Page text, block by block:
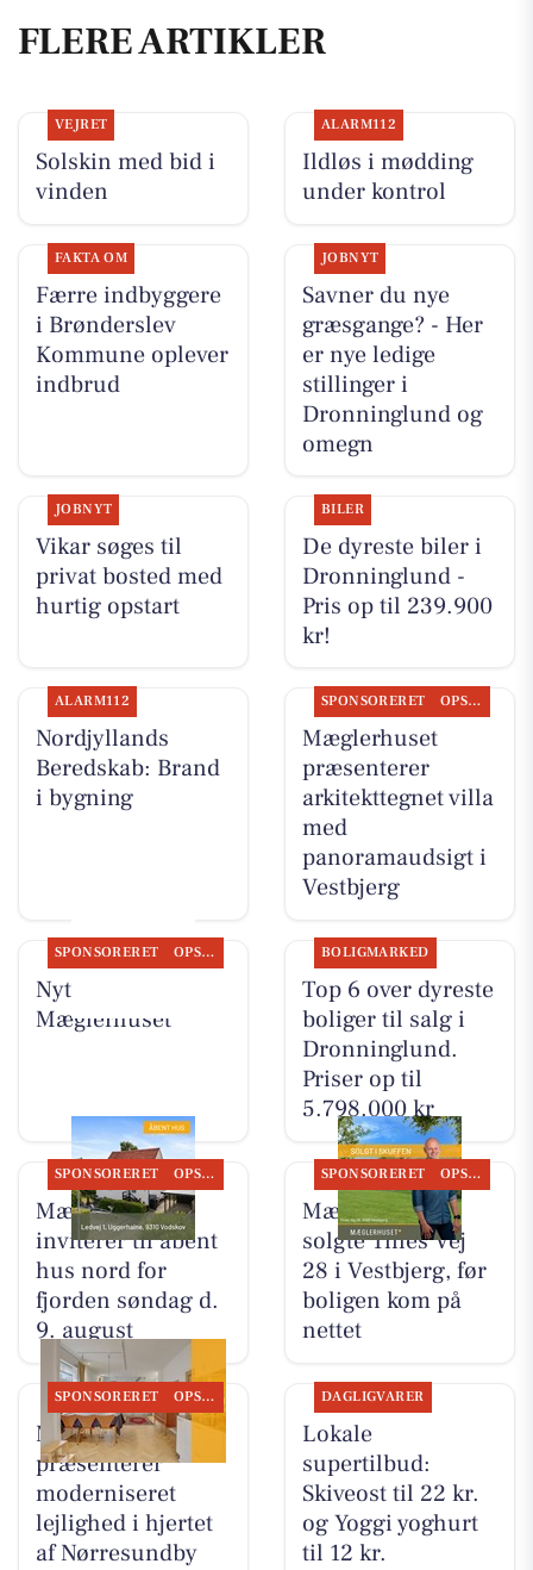
FLERE ARTIKLER
VEJRET
Solskin med bid i
vinden
ALARM112
Ildløs i mødding
under kontrol
FAKTA OM
Færre indbyggere
i Brønderslev
Kommune oplever
indbrud
JOBNYT
Savner du nye
græsgange? - Her
er nye ledige
stillinger i
Dronninglund og
omegn
JOBNYT
Vikar søges til
privat bosted med
hurtig opstart
BILER
De dyreste biler i
Dronninglund -
Pris op til 239.900
kr!
ALARM112
Nordjyllands
Beredskab: Brand
i bygning
SPONSORERET OPSLAGSTAVLEN
Mæglerhuset
præsenterer
arkitekttegnet villa
med
panoramaudsigt i
Vestbjerg
SPONSORERET OPSLAGSTAVLEN
Nyt fra
Mæglerhuset
BOLIGMARKED
Top 6 over dyreste
boliger til salg i
Dronninglund.
Priser op til
5.798.000 kr
SPONSORERET OPSLAGSTAVLEN
Mæglerhuset
inviterer til åbent
hus nord for
fjorden søndag d.
9. august
SPONSORERET OPSLAGSTAVLEN
Mæglerhuset
solgte Tines Vej
28 i Vestbjerg, før
boligen kom på
nettet
SPONSORERET OPSLAGSTAVLEN
Mæglerhuset
præsenterer
moderniseret
lejlighed i hjertet
af Nørresundby
DAGLIGVARER
Lokale
supertilbud:
Skiveost til 22 kr.
og Yoggi yoghurt
til 12 kr.